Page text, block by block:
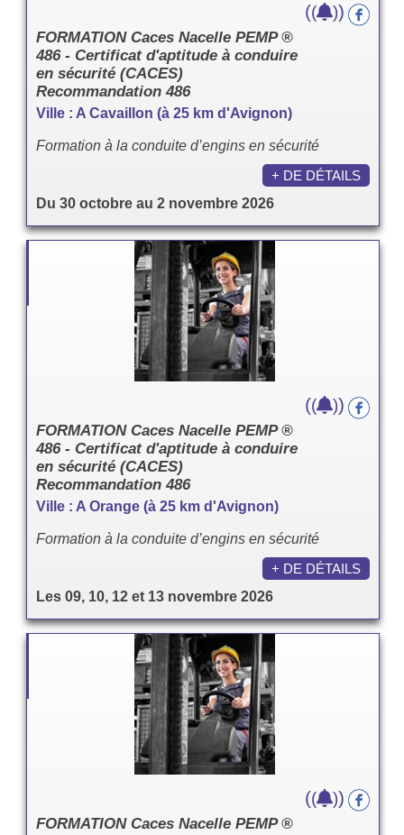
FORMATION Caces Nacelle PEMP ®
486 - Certificat d'aptitude à conduire
en sécurité (CACES)
Recommandation 486
Ville : A Cavaillon (à 25 km d'Avignon)
Formation à la conduite d’engins en sécurité
Du 30 octobre au 2 novembre 2026
(( ))
+ DE DÉTAILS
FORMATION Caces Nacelle PEMP ®
486 - Certificat d'aptitude à conduire
en sécurité (CACES)
Recommandation 486
Ville : A Orange (à 25 km d'Avignon)
Formation à la conduite d’engins en sécurité
Les 09, 10, 12 et 13 novembre 2026
(( ))
+ DE DÉTAILS
FORMATION Caces Nacelle PEMP ®
(( ))